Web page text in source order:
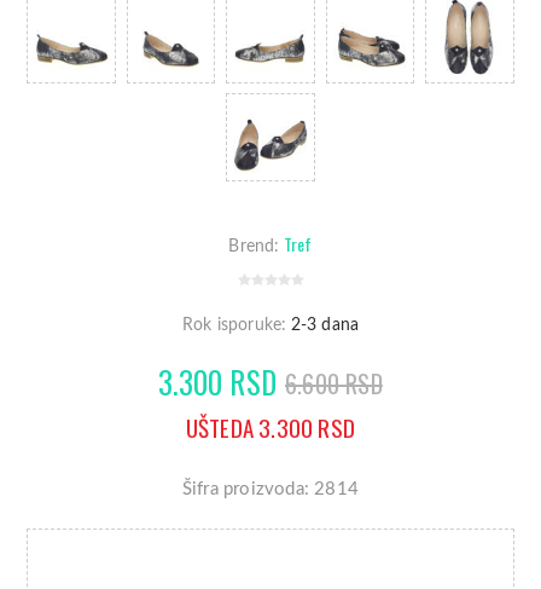
Brend: Tref
Rok isporuke: 2-3 dana
3.300 RSD 6.600 RSD
UŠTEDA 3.300 RSD
Šifra proizvoda: 2814